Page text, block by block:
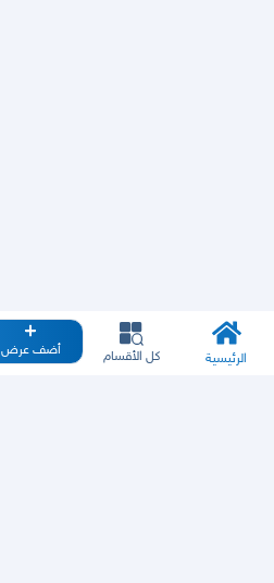
الرئيسية كل الأقسام أضف عرض